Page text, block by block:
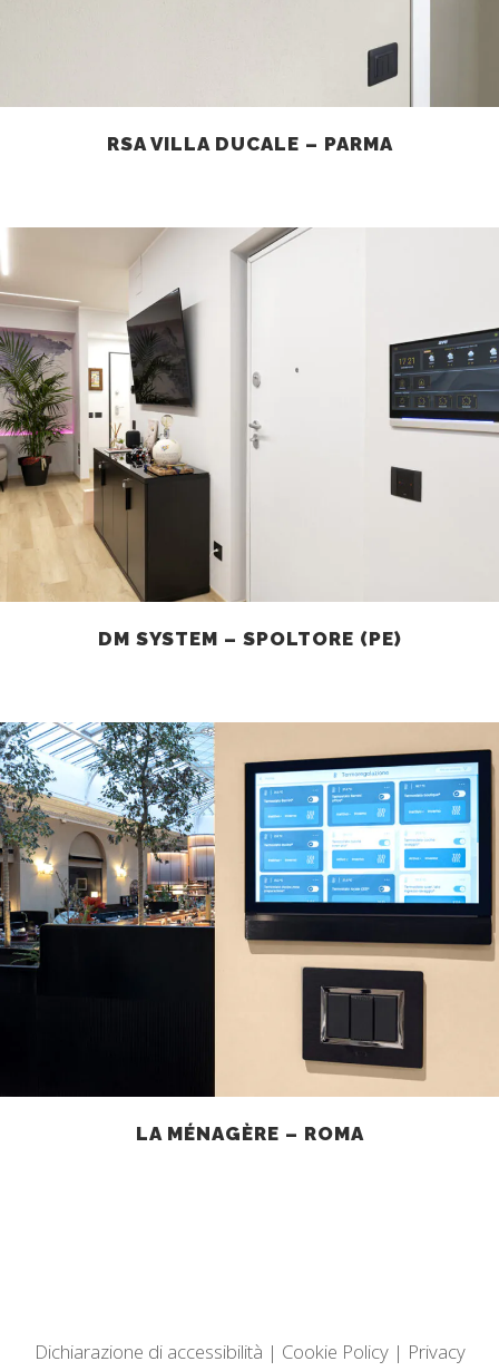
RSA VILLA DUCALE – PARMA
DM SYSTEM – SPOLTORE (PE)
LA MÉNAGÈRE – ROMA
Dichiarazione di accessibilità | Cookie Policy| Privacy